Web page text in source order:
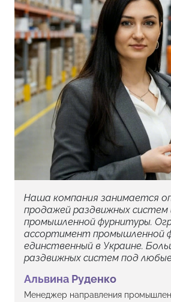
Наша компания занимается
продажей раздвижных систем
промышленной фурнитуры.
ассортимент промышленной
единственный в Украине.
раздвижных систем под
Альвина Руденко
Менеджер направления